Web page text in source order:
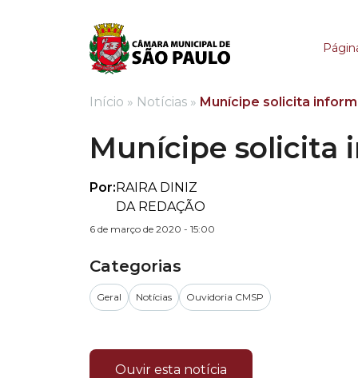
Munícipe solicita
Início » Notícias » Munícipe solicita
Munícipe solicita
Por:RAIRA DINIZ
DA REDAÇÃO
6 de março de 2020 - 15:00
Categorias
Geral Notícias Ouvidoria CMSP
Ouvir esta notícia